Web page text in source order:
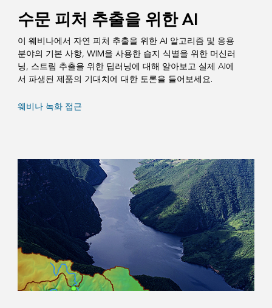
수문 피처 추출을 위한 AI
이 웨비나에서 자연 피처 추출을 위한 AI 알고리즘 및 응용
분야의 기본 사항, WIM을 사용한 습지 식별을 위한 머신러
닝, 스트림 추출을 위한 딥러닝에 대해 알아보고 실제 AI에
서 파생된 제품의 기대치에 대한 토론을 들어보세요.
웨비나 녹화 접근